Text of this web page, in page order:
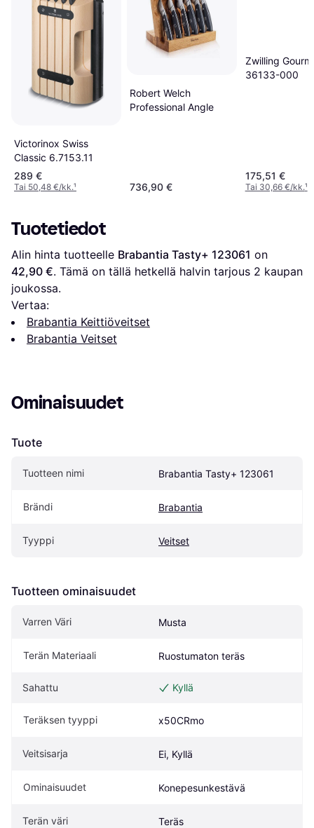
Victorinox Swiss
Classic 6.7153.11
289 €
Tai 50,48 €/kk.¹
Robert Welch
Professional Angle
736,90 €
Zwilling
36133-000
175,51 €
Tai 30,66 €/kk.¹
Tuotetiedot
Alin hinta tuotteelle Brabantia Tasty+ 123061
42,90 €. Tämä on tällä hetkellä halvin tarjous 2 kaupan
joukossa.
Vertaa:
Brabantia Keittiöveitset
Brabantia Veitset
Ominaisuudet
Tuote
Tuotteen nimi Brabantia Tasty+ 123061
Brändi Brabantia
Tyyppi Veitset
Tuotteen ominaisuudet
Varren Väri Musta
Terän Materiaali Ruostumaton teräs
Sahattu Kyllä
Teräksen tyyppi x50CRmo
Veitsisarja Ei, Kyllä
Ominaisuudet Konepesunkestävä
Terän väri Teräs